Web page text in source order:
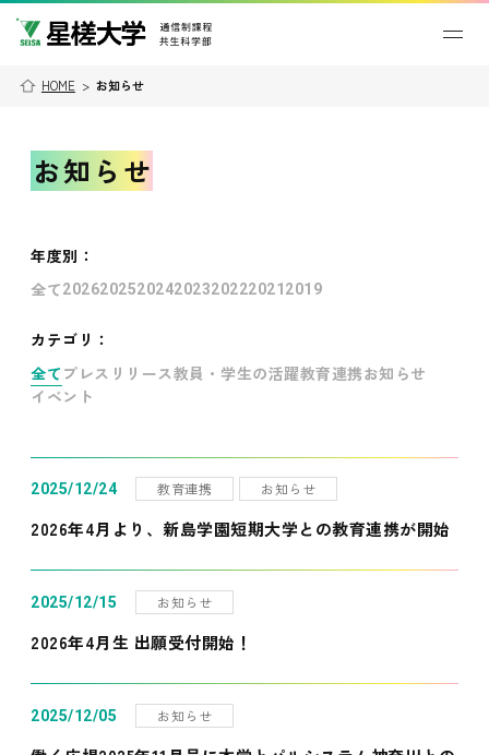
HOME > お知らせ
お知らせ
年度別 ：
全て202620252024202320222021 2019
カテゴリ：
全て プレスリリース教員・学生の活躍教育連携お知らせ
イベント
2025/12/24 教育連携 お知らせ
2026年4月より、新島学園短期大学との教育連携が開始
2025/12/15 お知らせ
2026年4月生 出願受付開始！
2025/12/05 お知らせ